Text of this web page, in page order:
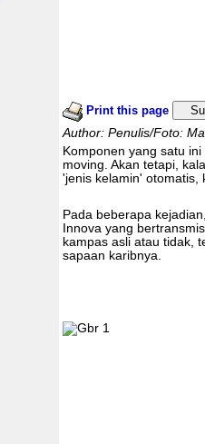
Print this page
Author: Penulis/Foto:
Komponen yang satu
moving. Akan tetapi,
'jenis kelamin' otomatis,
Pada beberapa
Innova yang
kampas asli atau tidak,
sapaan karibnya.